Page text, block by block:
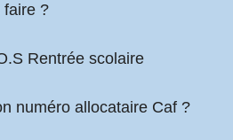
faire ?
Rentrée scolaire
numéro allocataire Caf ?